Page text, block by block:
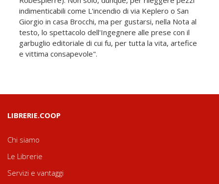
indimenticabili come L'incendio di via Keplero o San
Giorgio in casa Brocchi, ma per gustarsi, nella Nota al
testo, lo spettacolo dell'Ingegnere alle prese con il
garbuglio editoriale di cui fu, per tutta la vita, artefice
e vittima consapevole".
LIBRERIE.COOP
Chi siamo
Le Librerie
Servizi e vantaggi